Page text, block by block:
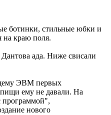
ботинки, стильные юбки и
на краю поля.
ада. Ниже свисали
ЭВМ первых
ему не давали. На
программой",
нового